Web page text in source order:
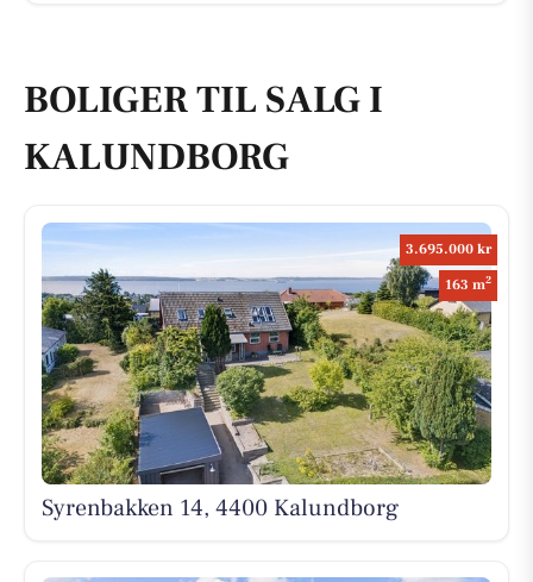
BOLIGER TIL SALG I
KALUNDBORG
3.695.000 kr
163 m2
Syrenbakken 14, 4400 Kalundborg